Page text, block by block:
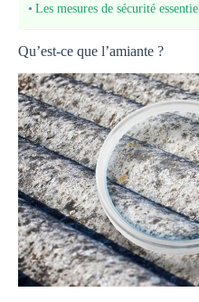
Les mesures de sécurité
Qu’est-ce que l’amiante ?